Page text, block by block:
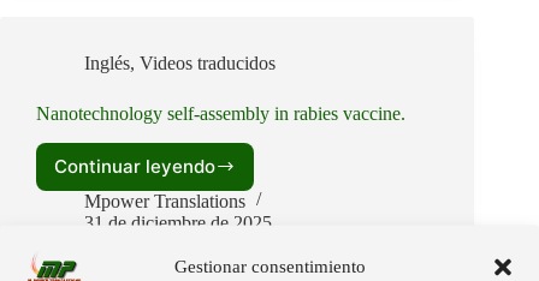
Gestionar consentimiento
Inglés, Videos traducidos
Nanotechnology self-assembly in rabies vaccine.
Continuar leyendo
Nanotechnology
self-
assembly
rabies
Mpower Translations
31 de diciembre de 2025